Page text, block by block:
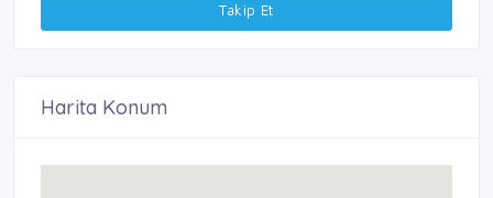
Takip Et
Harita Konum